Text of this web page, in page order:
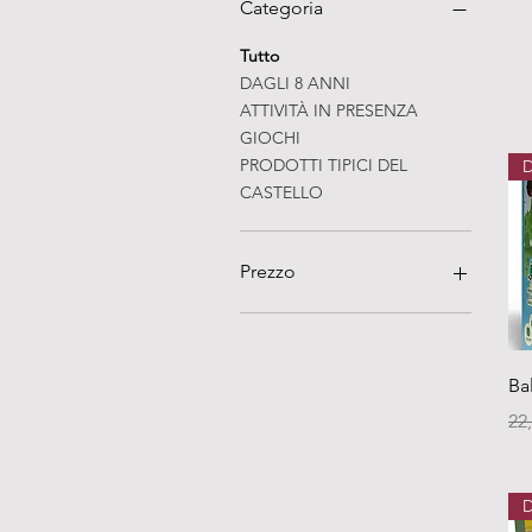
Categoria
Tutto
DAGLI 8 ANNI
ATTIVITÀ IN PRESENZA
GIOCHI
PRODOTTI TIPICI DEL
CASTELLO
Prezzo